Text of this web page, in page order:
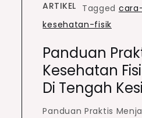
ARTIKEL Tagged
kesehatan-fisik
Panduan
Kesehatan
Di Tengah
Panduan Praktis